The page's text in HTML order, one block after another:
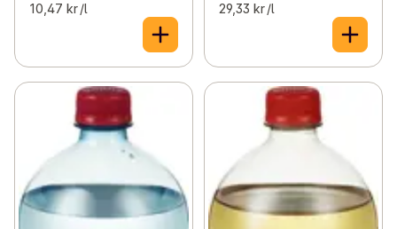
10,47 kr /l 29,33 kr /l